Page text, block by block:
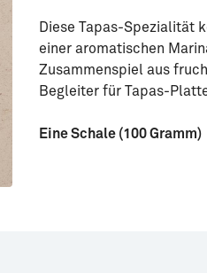
Diese Tapas-Spezialität
einer aromatischen
Zusammenspiel aus
Begleiter für Tapas-
Eine Schale (100 Gramm)